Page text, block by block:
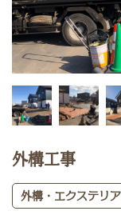
外構工事
外構・エクステリ